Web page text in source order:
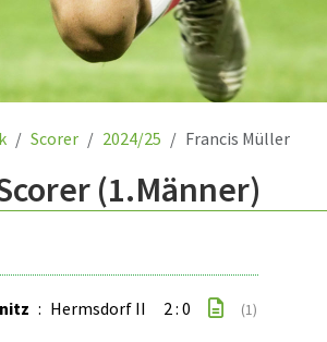
Scorer 2024/25 Francis Müller
(1.Männer)
: Hermsdorf II 2 : 0 (1)